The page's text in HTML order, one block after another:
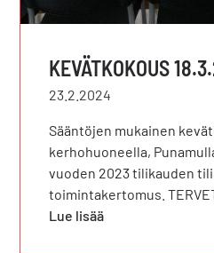
KEVÄTKOKOUS
23.2.2024
Sääntöjen mukainen
kerhohuoneella,
vuoden 2023 tilikauden
toimintakertomus.
Lue lisää